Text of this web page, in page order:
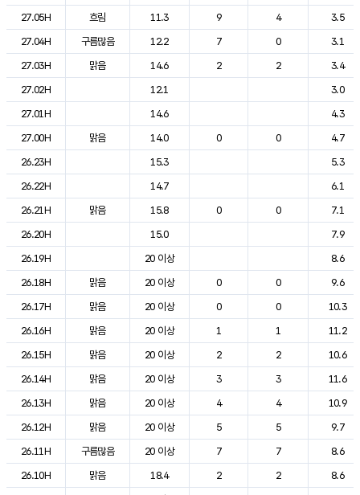
27.05H
흐림 11.3 9 4
3.5
27.04H
구름많음 12.2 7 0
3.1
27.03H
맑음 14.6 2 2
3.4
27.02H
12.1
3.0
27.01H
14.6
4.3
27.00H
맑음 14.0 0 0
4.7
26.23H
15.3
5.3
26.22H
14.7
6.1
26.21H
맑음 15.8 0 0
7.1
26.20H
15.0
7.9
26.19H
20 이상
8.6
26.18H
맑음 20 이상 0 0
9.6
26.17H
맑음 20 이상 0 0
10.3
26.16H
맑음 20 이상 1 1
11.2
26.15H
맑음 20 이상 2 2
10.6
26.14H
맑음 20 이상 3 3
11.6
26.13H
맑음 20 이상 4 4
10.9
26.12H
맑음 20 이상 5 5
9.7
26.11H
구름많음 20 이상 7 7
8.6
26.10H
맑음 18.4 2 2
8.6